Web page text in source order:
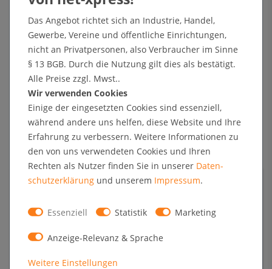
In den Warenkorb
+ Sichere Zahlungsarten mit Käuferschutz oder Zahlung nach Erhalt der Ware auf Rechnung
Technische Daten
Kundenrezensionen
Angaben zur Produktsicherheit
Format
DIN A1 (594 x 841 mm)
Material
hochwertiges PVC, wetterfest
Das Angebot richtet sich an Industrie, Handel,
Gewerbe, Vereine und öffentliche Einrichtungen,
nicht an Privatpersonen, also Verbraucher im Sinne
§ 13 BGB. Durch die Nutzung gilt dies als bestätigt.
Alle Preise zzgl. Mwst..
Wir verwenden Cookies
Einige der eingesetzten Cookies sind essenziell,
während andere uns helfen, diese Website und Ihre
Erfahrung zu verbessern. Weitere Informationen zu
den von uns verwendeten Cookies und Ihren
Rechten als Nutzer finden Sie in unserer Daten­
schutz­erklärung und unserem Impressum.
Essenziell Statistik Marketing
Anzeige-Relevanz & Sprache
Weitere Einstellungen